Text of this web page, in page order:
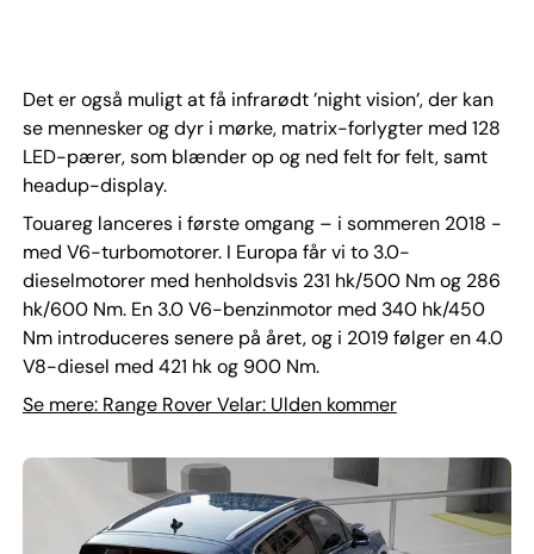
Det er også muligt at få infrarødt ’night vision’, der kan
se mennesker og dyr i mørke, matrix-forlygter med 128
LED-pærer, som blænder op og ned felt for felt, samt
headup-display.
Touareg lanceres i første omgang – i sommeren 2018 -
med V6-turbomotorer. I Europa får vi to 3.0-
dieselmotorer med henholdsvis 231 hk/500 Nm og 286
hk/600 Nm. En 3.0 V6-benzinmotor med 340 hk/450
Nm introduceres senere på året, og i 2019 følger en 4.0
V8-diesel med 421 hk og 900 Nm.
Se mere: Range Rover Velar: Ulden kommer